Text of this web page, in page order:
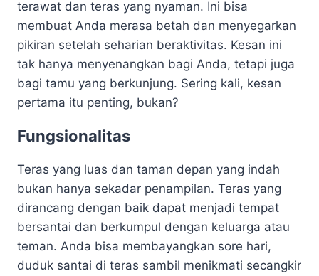
terawat dan teras yang nyaman. Ini bisa
membuat Anda merasa betah dan menyegarkan
pikiran setelah seharian beraktivitas. Kesan ini
tak hanya menyenangkan bagi Anda, tetapi juga
bagi tamu yang berkunjung. Sering kali, kesan
pertama itu penting, bukan?
Fungsionalitas
Teras yang luas dan taman depan yang indah
bukan hanya sekadar penampilan. Teras yang
dirancang dengan baik dapat menjadi tempat
bersantai dan berkumpul dengan keluarga atau
teman. Anda bisa membayangkan sore hari,
duduk santai di teras sambil menikmati secangkir